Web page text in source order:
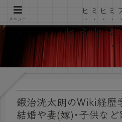
ヒミヒ
鍜治洸太朗のWiki経歴
結婚や妻(嫁)･子供など
メニュー
ヒミヒミ